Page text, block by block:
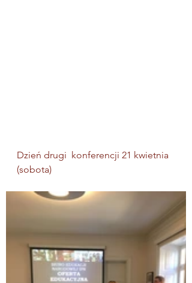
Dzień drugi  konferencji 21 kwietnia
(sobota)